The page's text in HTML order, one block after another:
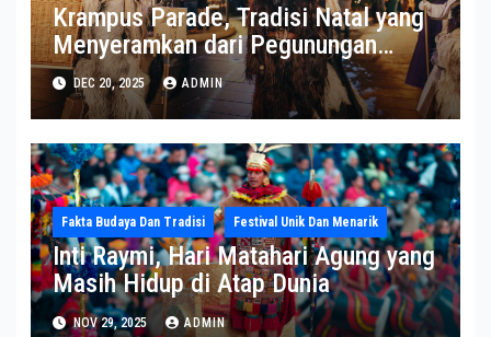
Krampus Parade, Tradisi Natal yang
Menyeramkan dari Pegunungan
Alpen
DEC 20, 2025 ADMIN
Fakta Budaya Dan Tradisi Festival Unik Dan Menarik
Inti Raymi, Hari Matahari Agung yang
Masih Hidup di Atap Dunia
NOV 29, 2025 ADMIN